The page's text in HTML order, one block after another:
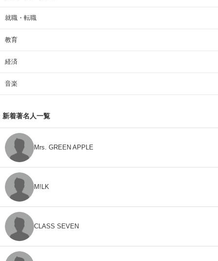
就職・転職
教育
経済
音楽
新着著名人一覧
Mrs. GREEN APPLE
M!LK
CLASS SEVEN